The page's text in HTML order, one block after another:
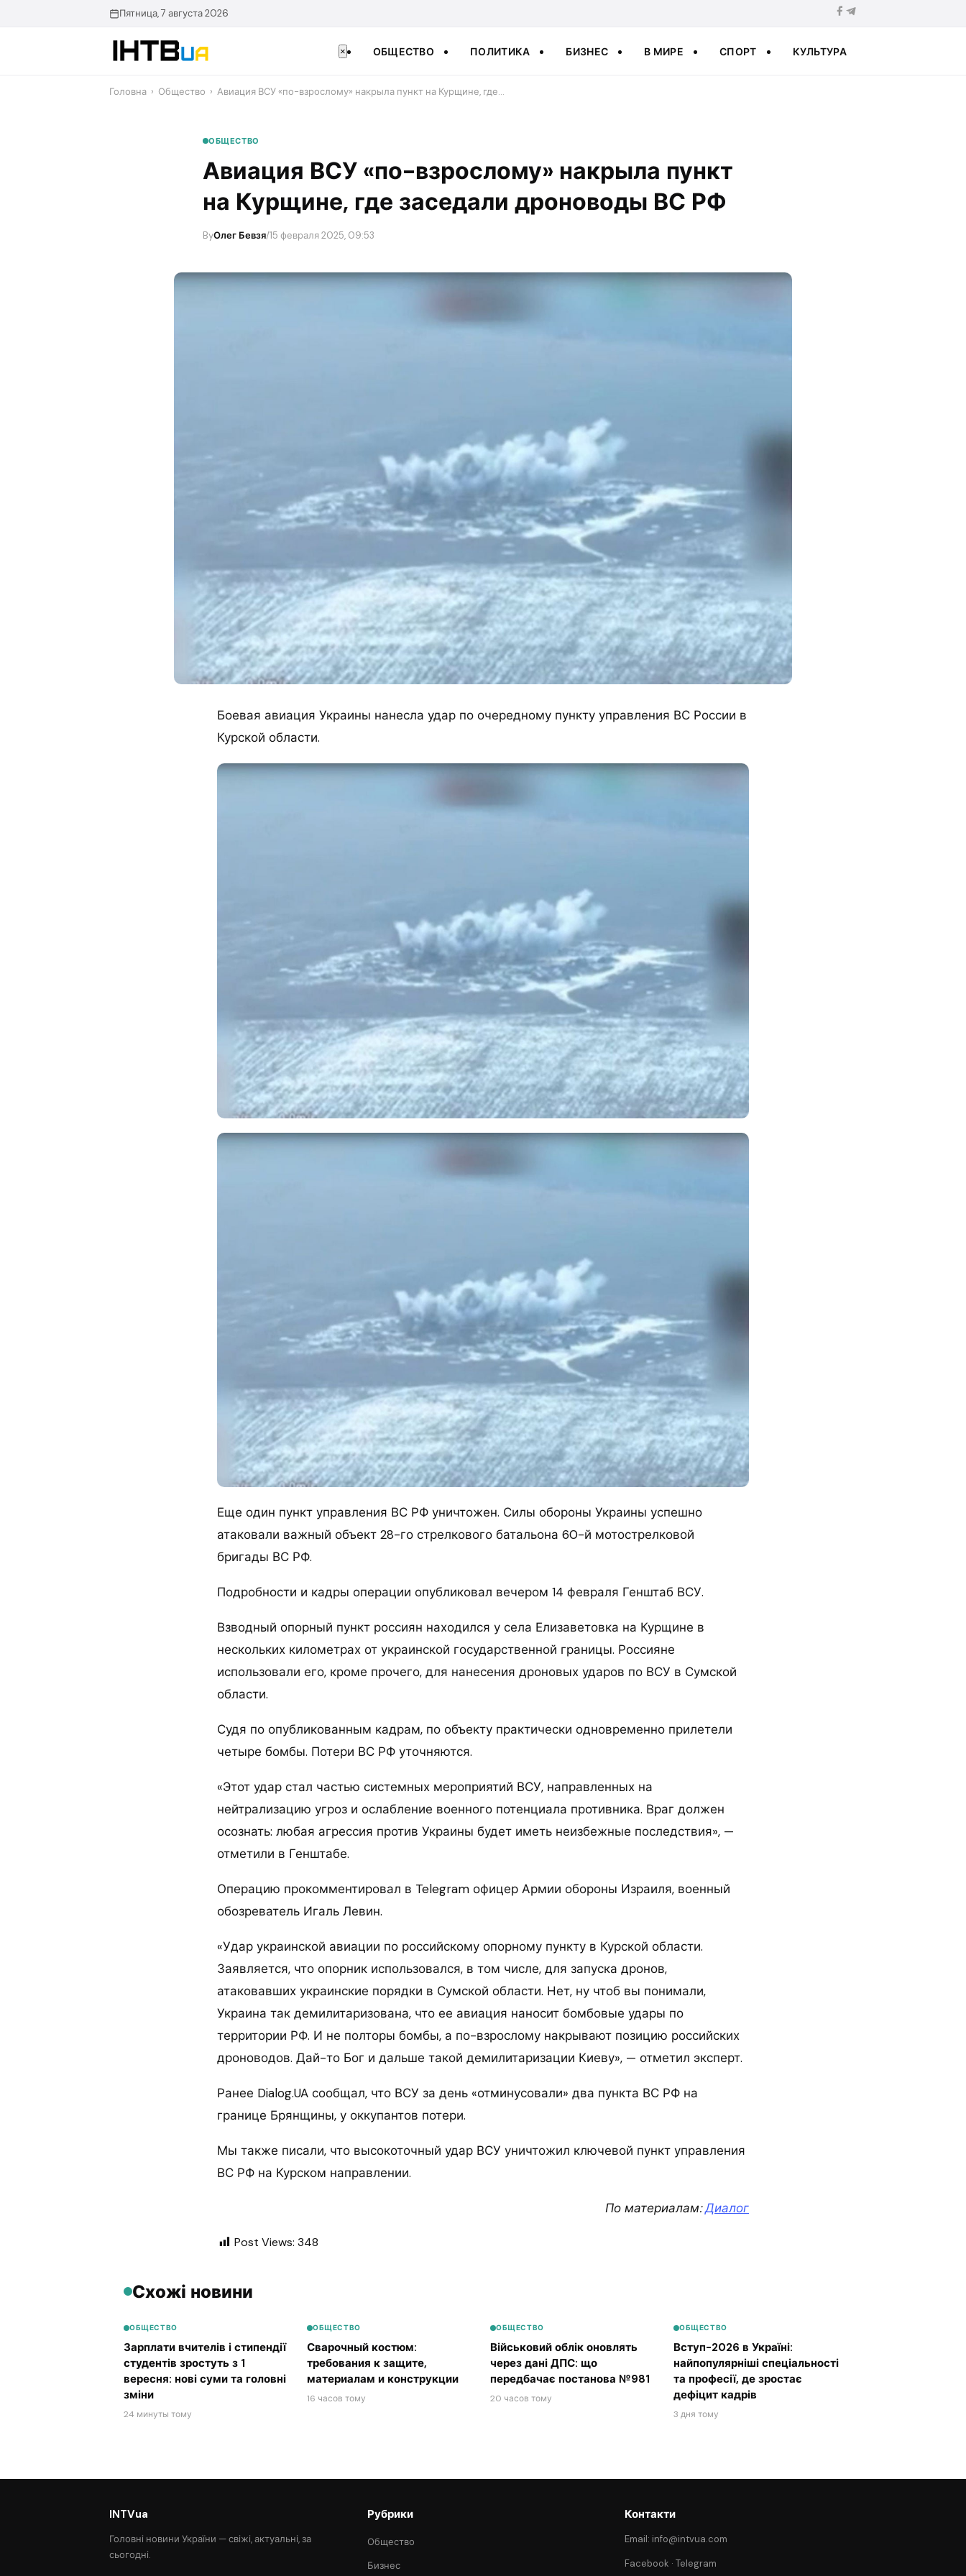
Пятница, 7 августа 2026
× ОБЩЕСТВО ПОЛИТИКА БИЗНЕС В МИРЕ СПОРТ КУЛЬТУРА
Головна › Общество › ​Авиация ВСУ «по-взрослому» накрыла пункт на Курщине, где…
ОБЩЕСТВО
​Авиация ВСУ «по-взрослому» накрыла пункт
на Курщине, где заседали дроноводы ВС РФ
ByОлег Бевзя/15 февраля 2025, 09:53
Боевая авиация Украины нанесла удар по очередному пункту управления ВС России в
Курской области.
Еще один пункт управления ВС РФ уничтожен. Силы обороны Украины успешно
атаковали важный объект 28-го стрелкового батальона 60-й мотострелковой
бригады ВС РФ.
Подробности и кадры операции опубликовал вечером 14 февраля Генштаб ВСУ.
Взводный опорный пункт россиян находился у села Елизаветовка на Курщине в
нескольких километрах от украинской государственной границы. Россияне
использовали его, кроме прочего, для нанесения дроновых ударов по ВСУ в Сумской
области.
Судя по опубликованным кадрам, по объекту практически одновременно прилетели
четыре бомбы. Потери ВС РФ уточняются.
«Этот удар стал частью системных мероприятий ВСУ, направленных на
нейтрализацию угроз и ослабление военного потенциала противника. Враг должен
осознать: любая агрессия против Украины будет иметь неизбежные последствия», —
отметили в Генштабе.
Операцию прокомментировал в Telegram офицер Армии обороны Израиля, военный
обозреватель Игаль Левин.
«Удар украинской авиации по российскому опорному пункту в Курской области.
Заявляется, что опорник использовался, в том числе, для запуска дронов,
атаковавших украинские порядки в Сумской области. Нет, ну чтоб вы понимали,
Украина так демилитаризована, что ее авиация наносит бомбовые удары по
территории РФ. И не полторы бомбы, а по-взрослому накрывают позицию российских
дроноводов. Дай-то Бог и дальше такой демилитаризации Киеву», — отметил эксперт.
Ранее Dialog.UA сообщал, что ВСУ за день «отминусовали» два пункта ВС РФ на
границе Брянщины, у оккупантов потери.
Мы также писали, что высокоточный удар ВСУ уничтожил ключевой пункт управления
ВС РФ на Курском направлении.
По материалам:Диалог
Post Views: 348
Схожі новини
ОБЩЕСТВО
Зарплати вчителів і стипендії
студентів зростуть з 1
вересня: нові суми та головні
зміни
24 минуты тому
ОБЩЕСТВО
Сварочный костюм:
требования к защите,
материалам и конструкции
16 часов тому
ОБЩЕСТВО
Військовий облік оновлять
через дані ДПС: що
передбачає постанова №981
20 часов тому
ОБЩЕСТВО
Вступ-2026 в Україні:
найпопулярніші спеціальності
та професії, де зростає
дефіцит кадрів
3 дня тому
INTVua
Головні новини України — свіжі, актуальні, за
сьогодні.
Рубрики
Общество
Бизнес
Контакти
Email: info@intvua.com
Facebook ·Telegram